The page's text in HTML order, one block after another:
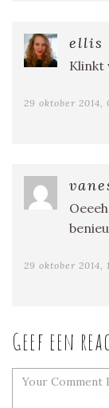
ellis
Klinkt
29 oktober 2014,
29 oktober 2014,
Geef een